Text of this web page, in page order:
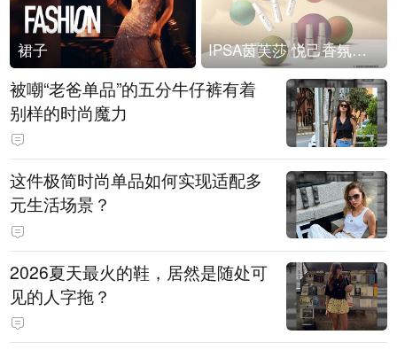
裙子 IPSA茵芙莎 悦己香氛凝露上市
被嘲“老爸单品”的五分牛仔裤有着
别样的时尚魔力
这件极简时尚单品如何实现适配多
元生活场景？
2026夏天最火的鞋，居然是随处可
见的人字拖？